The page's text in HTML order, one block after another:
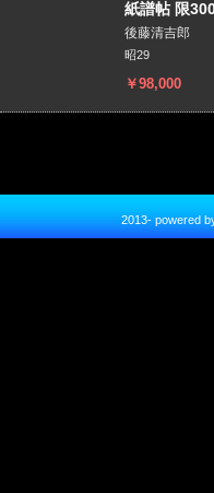
紙譜帖 限
後藤清吉郎
昭29
￥98,000
2013- powered